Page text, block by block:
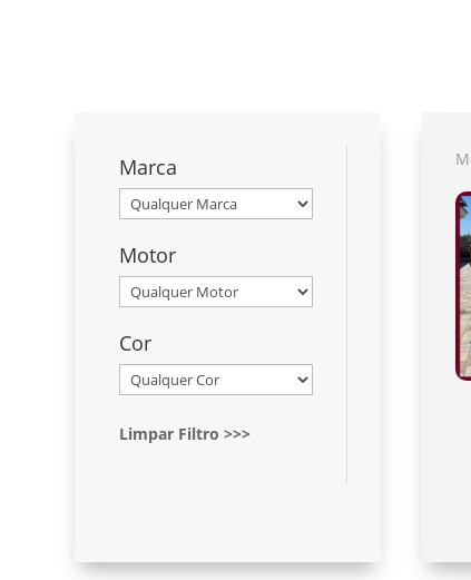
Marca
Motor
Cor
Limpar Filtro >>>